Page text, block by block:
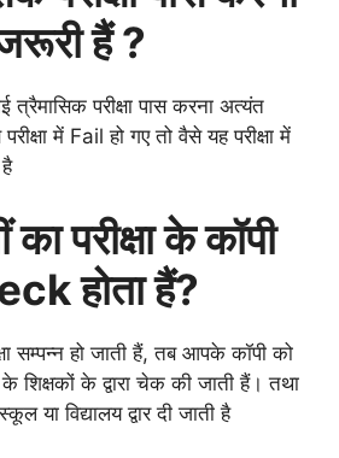
हैं ?
त्रैमासिक परीक्षा पास करना अत्यंत
में Fail हो गए तो वैसे यह परीक्षा में
का परीक्षा के कॉपी
होता हैं?
सम्पन्न हो जाती हैं, तब आपके कॉपी को
शिक्षकों के द्वारा चेक की जाती हैं। तथा
या विद्यालय द्वार दी जाती है